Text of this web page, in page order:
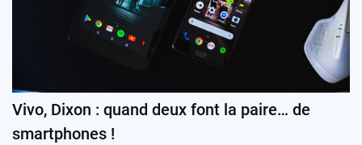
Vivo, Dixon : quand deux font la paire… de
smartphones !